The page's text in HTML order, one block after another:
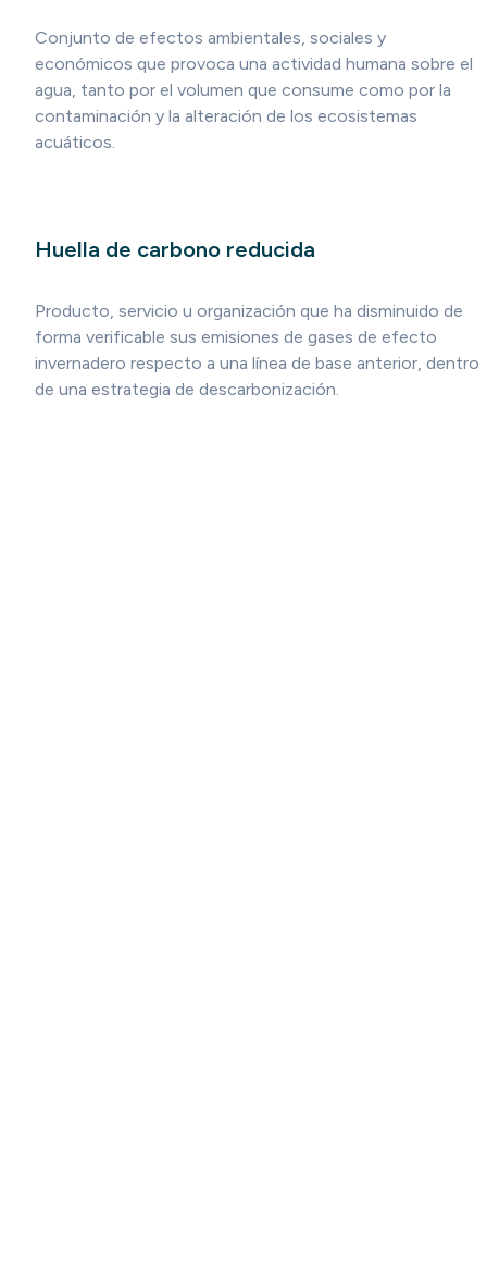
Conjunto de efectos ambientales, sociales y
económicos que provoca una actividad humana sobre el
agua, tanto por el volumen que consume como por la
contaminación y la alteración de los ecosistemas
acuáticos.
Huella de carbono reducida
Producto, servicio u organización que ha disminuido de
forma verificable sus emisiones de gases de efecto
invernadero respecto a una línea de base anterior, dentro
de una estrategia de descarbonización.